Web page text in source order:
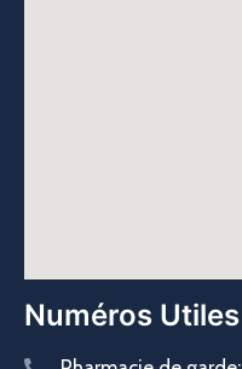
Numéros Utiles